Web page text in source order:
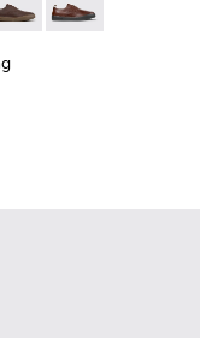
051 - Blue Leather
K100479-045
- K100479-022
Peu Touring -Peu Touring -
- K100977-004 -
Touring -
Peu Touring -